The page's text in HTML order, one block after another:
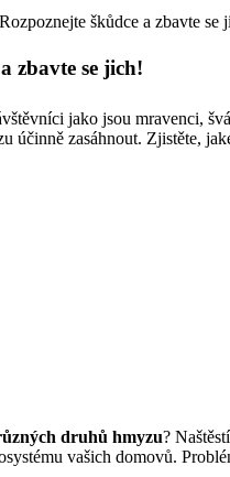
škůdce a zbavte se
zbavte se jich!
jako jsou mravenci,
účinně zasáhnout. Zjistěte,
druhů hmyzu?
vašich domovů.